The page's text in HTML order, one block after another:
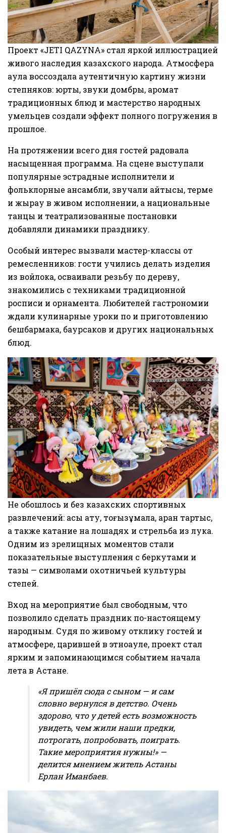
Проект «JETI QAZYNA» стал яркой иллюстрацией
живого наследия казахского народа. Атмосфера
аула воссоздала аутентичную картину жизни
степняков: юрты, звуки домбры, аромат
традиционных блюд и мастерство народных
умельцев создали эффект полного погружения в
прошлое.
На протяжении всего дня гостей радовала
насыщенная программа. На сцене выступали
популярные эстрадные исполнители и
фольклорные ансамбли, звучали айтысы, терме
и жырау в живом исполнении, а национальные
танцы и театрализованные постановки
добавляли динамики празднику.
Особый интерес вызвали мастер-классы от
ремесленников: гости учились делать изделия
из войлока, осваивали резьбу по дереву,
знакомились с техниками традиционной
росписи и орнамента. Любителей гастрономии
ждали кулинарные уроки по и приготовлению
бешбармака, баурсаков и других национальных
блюд.
Не обошлось и без казахских спортивных
развлечений: асық ату, тоғызқұмалақ, арқан тартыс,
а также катание на лошадях и стрельба из лука.
Одним из зрелищных моментов стали
показательные выступления с беркутами и
тазы — символами охотничьей культуры
степей.
Вход на мероприятие был свободным, что
позволило сделать праздник по-настоящему
народным. Судя по живому отклику гостей и
атмосфере, царившей в этноауле, проект стал
ярким и запоминающимся событием начала
лета в Астане.
«Я пришёл сюда с сыном — и сам
словно вернулся в детство. Очень
здорово, что у детей есть возможность
увидеть, чем жили наши предки,
потрогать, попробовать, поиграть.
Такие мероприятия нужны!» —
делится мнением житель Астаны
Ерлан Иманбаев.